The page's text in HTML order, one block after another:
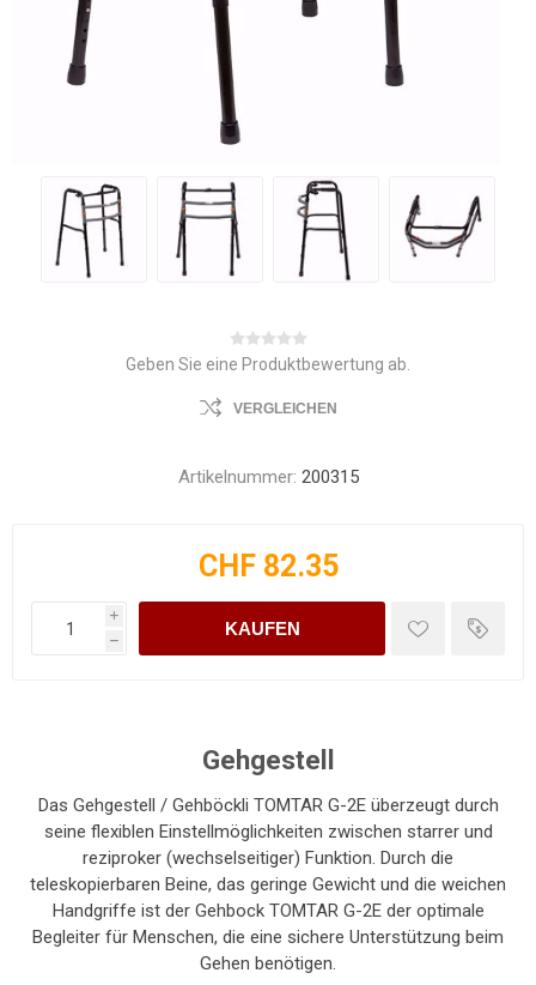
Geben Sie eine Produktbewertung ab.
VERGLEICHEN
Artikelnummer: 200315
CHF 82.35
i
h
KAUFEN
Gehgestell
Das Gehgestell / Gehböckli TOMTAR G-2E überzeugt durch
seine flexiblen Einstellmöglichkeiten zwischen starrer und
reziproker (wechselseitiger) Funktion. Durch die
teleskopierbaren Beine, das geringe Gewicht und die weichen
Handgriffe ist der Gehbock TOMTAR G-2E der optimale
Begleiter für Menschen, die eine sichere Unterstützung beim
Gehen benötigen.